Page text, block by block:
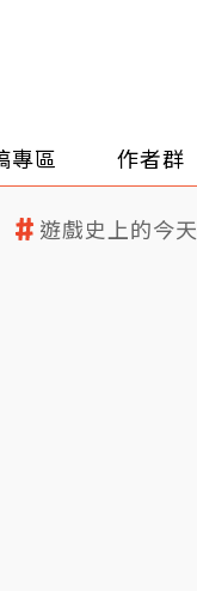
專區 作者群
遊戲史上的今天